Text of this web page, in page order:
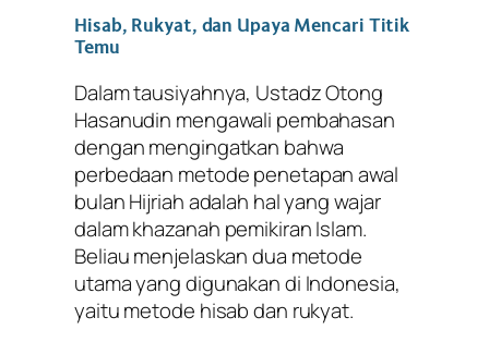
Hisab, Rukyat, dan Upaya Mencari Titik
Temu
Dalam tausiyahnya, Ustadz Otong
Hasanudin mengawali pembahasan
dengan mengingatkan bahwa
perbedaan metode penetapan awal
bulan Hijriah adalah hal yang wajar
dalam khazanah pemikiran Islam.
Beliau menjelaskan dua metode
utama yang digunakan di Indonesia,
yaitu metode hisab dan rukyat.